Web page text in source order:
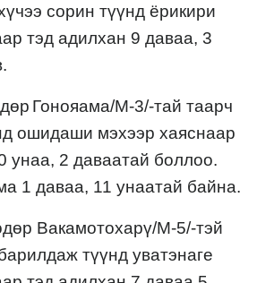
сорин түүнд ёрикири
тэд адилхан 9 даваа, 3
Гонояама/М-3/-тай таарч
ошидаши мэхээр хаяснаар
унаа, 2 даваатай боллоо.
1 даваа, 11 унаатай байна.
Вакамотохарү/М-5/-тэй
түүнд уватэнаге